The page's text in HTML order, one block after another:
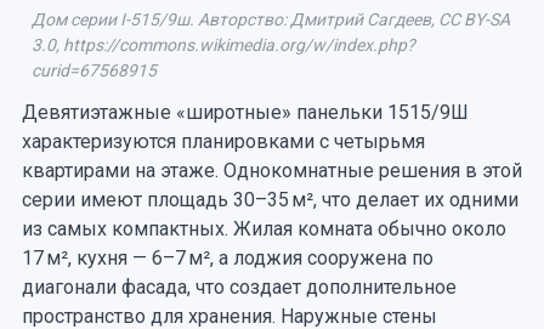
Дом серии I-515/9ш. Авторство: Дмитрий Сагдеев, CC BY-SA
3.0, https://commons.wikimedia.org/w/index.php?
curid=67568915
Девятиэтажные «широтные» панельки 1515/9Ш
характеризуются планировками с четырьмя
квартирами на этаже. Однокомнатные решения в этой
серии имеют площадь 30–35 м², что делает их одними
из самых компактных. Жилая комната обычно около
17 м², кухня — 6–7 м², а лоджия сооружена по
диагонали фасада, что создает дополнительное
пространство для хранения. Наружные стены